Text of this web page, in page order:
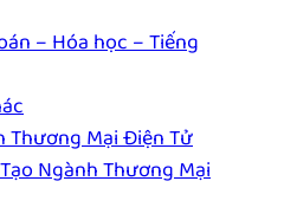
– Hóa học – Tiếng
Thương Mại Điện Tử
Ngành Thương Mại